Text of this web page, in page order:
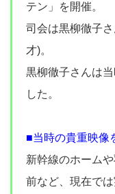
テン」を開催。
司会は黒柳徹子
才)。
黒柳徹子さんは
した。
■当時の貴重映像
新幹線のホーム
前など、現在で